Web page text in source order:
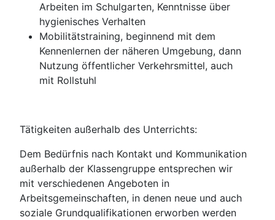
Arbeiten im Schulgarten, Kenntnisse über
hygienisches Verhalten
Mobilitätstraining, beginnend mit dem
Kennenlernen der näheren Umgebung, dann
Nutzung öffentlicher Verkehrsmittel, auch
mit Rollstuhl
Tätigkeiten außerhalb des Unterrichts:
Dem Bedürfnis nach Kontakt und Kommunikation
außerhalb der Klassengruppe entsprechen wir
mit verschiedenen Angeboten in
Arbeitsgemeinschaften, in denen neue und auch
soziale Grundqualifikationen erworben werden